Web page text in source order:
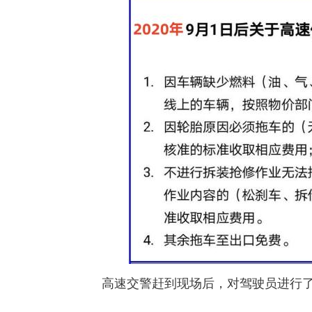
高速交警赶到现场后，对驾驶员进行